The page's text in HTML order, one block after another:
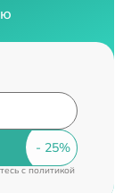
cполитикой